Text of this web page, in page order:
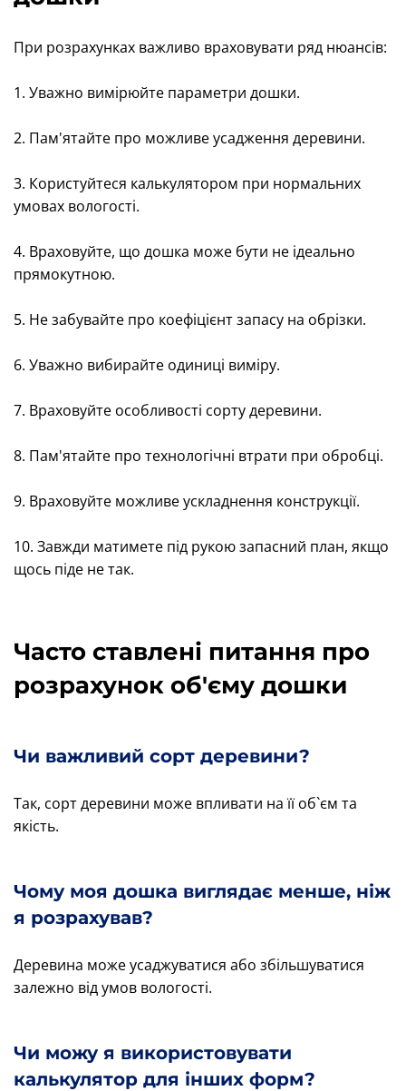
При розрахунках важливо враховувати ряд нюансів:
1. Уважно вимірюйте параметри дошки.
2. Пам'ятайте про можливе усадження деревини.
3. Користуйтеся калькулятором при нормальних
умовах вологості.
4. Враховуйте, що дошка може бути не ідеально
прямокутною.
5. Не забувайте про коефіцієнт запасу на обрізки.
6. Уважно вибирайте одиниці виміру.
7. Враховуйте особливості сорту деревини.
8. Пам'ятайте про технологічні втрати при обробці.
9. Враховуйте можливе ускладнення конструкції.
10. Завжди матимете під рукою запасний план, якщо
щось піде не так.
Часто ставлені питання про
розрахунок об'єму дошки
Чи важливий сорт деревини?
Так, сорт деревини може впливати на її об`єм та
якість.
Чому моя дошка виглядає менше, ніж
я розрахував?
Деревина може усаджуватися або збільшуватися
залежно від умов вологості.
Чи можу я використовувати
калькулятор для інших форм?